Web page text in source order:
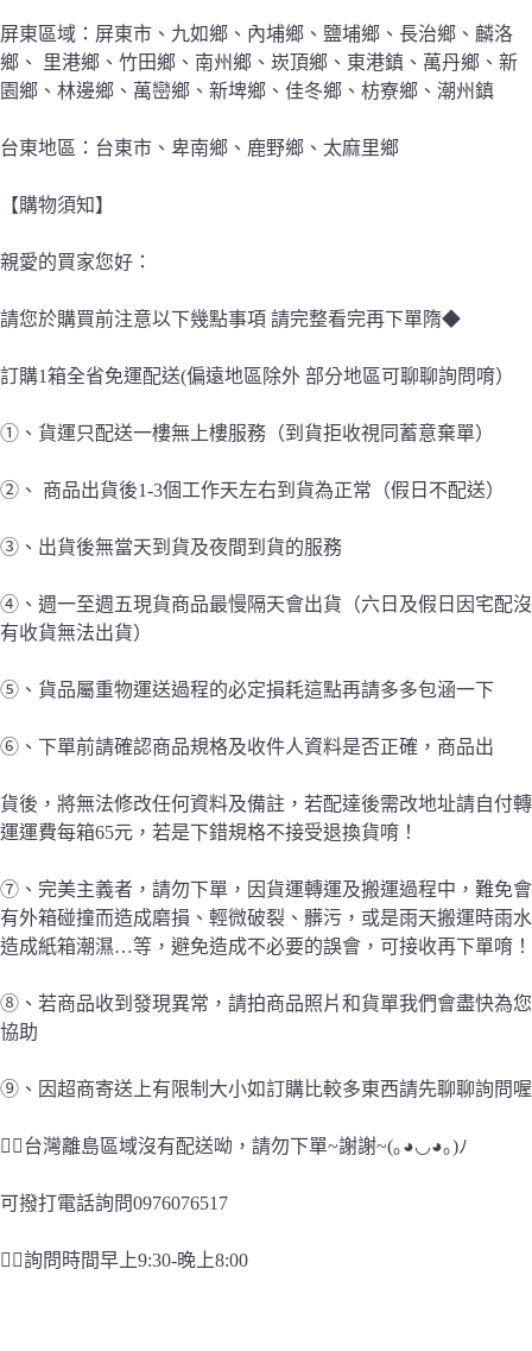
屏東區域：屏東市、九如鄉、內埔鄉、鹽埔鄉、長治鄉、麟洛
鄉、 里港鄉、竹田鄉、南州鄉、崁頂鄉、東港鎮、萬丹鄉、新
園鄉、林邊鄉、萬巒鄉、新埤鄉、佳冬鄉、枋寮鄉、潮州鎮
台東地區：台東市、卑南鄉、鹿野鄉、太麻里鄉
【購物須知】
親愛的買家您好：
請您於購買前注意以下幾點事項 請完整看完再下單隋◆
訂購1箱全省免運配送(偏遠地區除外 部分地區可聊聊詢問唷）
①、貨運只配送一樓無上樓服務（到貨拒收視同蓄意棄單）
②、 商品出貨後1-3個工作天左右到貨為正常（假日不配送）
③、出貨後無當天到貨及夜間到貨的服務
④、週一至週五現貨商品最慢隔天會出貨（六日及假日因宅配沒
有收貨無法出貨）
⑤、貨品屬重物運送過程的必定損耗這點再請多多包涵一下
⑥、下單前請確認商品規格及收件人資料是否正確，商品出
貨後，將無法修改任何資料及備註，若配達後需改地址請自付轉
運運費每箱65元，若是下錯規格不接受退換貨唷！
⑦、完美主義者，請勿下單，因貨運轉運及搬運過程中，難免會
有外箱碰撞而造成磨損、輕微破裂、髒污，或是雨天搬運時雨水
造成紙箱潮濕…等，避免造成不必要的誤會，可接收再下單唷！
⑧、若商品收到發現異常，請拍商品照片和貨單我們會盡快為您
協助
⑨、因超商寄送上有限制大小如訂購比較多東西請先聊聊詢問喔
👉🏻台灣離島區域沒有配送呦，請勿下單~謝謝~(｡◕◡◕｡)ﾉ
可撥打電話詢問0976076517
👉🏻詢問時間早上9:30-晚上8:00